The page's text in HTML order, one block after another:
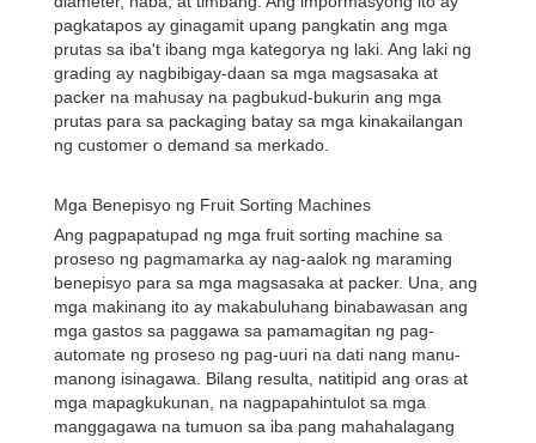
pagkatapos ay ginagamit upang pangkatin ang mga
prutas sa iba't ibang mga kategorya ng laki. Ang laki ng
grading ay nagbibigay-daan sa mga magsasaka at
packer na mahusay na pagbukud-bukurin ang mga
prutas para sa packaging batay sa mga kinakailangan
ng customer o demand sa merkado.
Mga Benepisyo ng Fruit Sorting Machines
Ang pagpapatupad ng mga fruit sorting machine sa
proseso ng pagmamarka ay nag-aalok ng maraming
benepisyo para sa mga magsasaka at packer. Una, ang
mga makinang ito ay makabuluhang binabawasan ang
mga gastos sa paggawa sa pamamagitan ng pag-
automate ng proseso ng pag-uuri na dati nang manu-
manong isinagawa. Bilang resulta, natitipid ang oras at
mga mapagkukunan, na nagpapahintulot sa mga
manggagawa na tumuon sa iba pang mahahalagang